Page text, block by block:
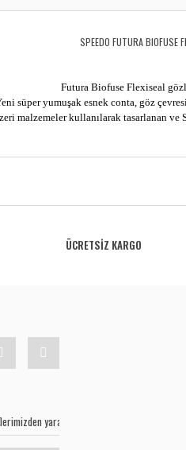
SPEEDO FUTURA BIOFUSE
Futura Biofuse Flexiseal
süper yumuşak esnek conta, göz
malzemeler kullanılarak tasarlanan
ÜCRETSİZ KARGO